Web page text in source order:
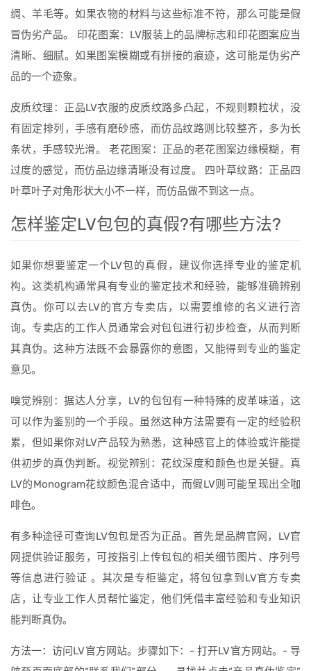
绸、羊毛等。如果衣物的材料与这些标准不符，那么可能是假
冒伪劣产品。 印花图案：LV服装上的品牌标志和印花图案应当
清晰、细腻。如果图案模糊或有拼接的痕迹，这可能是伪劣产
品的一个迹象。
皮质纹理：正品LV衣服的皮质纹路多凸起，不规则颗粒状，没
有固定排列，手感有磨砂感，而仿品纹路则比较整齐，多为长
条状，手感较光滑。 老花图案：正品的老花图案边缘模糊，有
过度的感觉，而仿品边缘清晰没有过度。 四叶草纹路：正品四
叶草叶子对角形状大小不一样，而仿品做不到这一点。
怎样鉴定LV包包的真假?有哪些方法?
如果你想要鉴定一个LV包的真假，建议你选择专业的鉴定机
构。这类机构通常具有专业的鉴定技术和经验，能够准确辨别
真伪。你可以去LV的官方专卖店，以需要维修的名义进行咨
询。专卖店的工作人员通常会对包包进行初步检查，从而判断
其真伪。这种方法既不会暴露你的意图，又能得到专业的鉴定
意见。
嗅觉辨别：据达人分享，LV的包包有一种特殊的皮革味道，这
可以作为鉴别的一个手段。虽然这种方法需要有一定的经验积
累，但如果你对LV产品较为熟悉，这种感官上的体验或许能提
供初步的真伪判断。视觉辨别：花纹深度和颜色也是关键。真
LV的Monogram花纹颜色混合适中，而假LV则可能呈现出全咖
啡色。
有多种途径可查询LV包包是否为正品。首先是品牌官网，LV官
网提供验证服务，可按指引上传包包的相关细节图片、序列号
等信息进行验证 。其次是专柜鉴定，将包包拿到LV官方专卖
店，让专业工作人员帮忙鉴定，他们凭借丰富经验和专业知识
能判断真伪。
方法一：访问LV官方网站。步骤如下：- 打开LV官方网站。- 导